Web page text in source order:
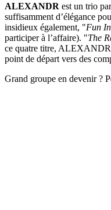
ALEXANDR est un trio
suffisamment d’élégance
insidieux également, "Fun
participer à l’affaire). "The
ce quatre titre, ALEXANDR
point de départ vers des
Grand groupe en devenir ?